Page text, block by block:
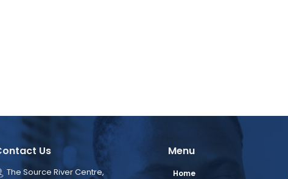
Us
The Source River Centre,
Menu
Home